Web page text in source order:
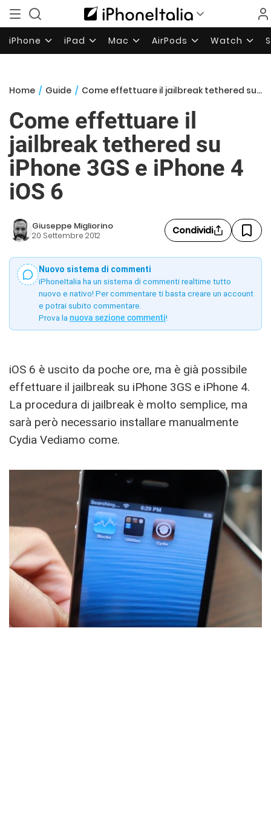
iPhone iPad Mac AirPods Watch
Home / Guide / Come effettuare il jailbreak tethered su iPhone 3GS e iPhone 4 iOS 6
Come effettuare il
jailbreak tethered su
iPhone 3GS e iPhone 4
iOS 6
Giuseppe Migliorino
20 Settembre 2012 Condividi
Nuovo sistema di commenti
iPhoneItalia ha un sistema di commenti realtime tutto
nuovo e nativo! Per commentare ti basta creare un account
e potrai subito commentare.
Prova la nuova sezione commenti!
iOS 6 è uscito da poche ore, ma è già possibile
effettuare il jailbreak su iPhone 3GS e iPhone 4.
La procedura di jailbreak è molto semplice, ma
sarà però necessario installare manualmente
Cydia Vediamo come.